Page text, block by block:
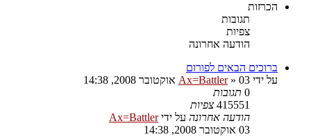
הכרזות
תגובות
צפיות
הודעה אחרונה
ברוכים הבאים לפורום
על ידי
Ax=Battler» 03 אוקטובר 2008, 14:38
0 תגובות
415551 צפיות
הודעה אחרונה על ידיAx=Battler
03 אוקטובר 2008, 14:38